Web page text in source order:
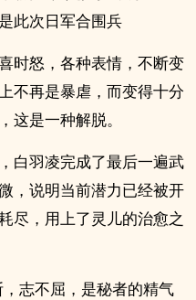
此次日军合围兵
时怒，各种表情，不断变
不再是暴虐，而变得十分
这是一种解脱。
白羽凌完成了最后一遍武
，说明当前潜力已经被开
尽，用上了灵儿的治愈之
志不屈，是秘者的精气